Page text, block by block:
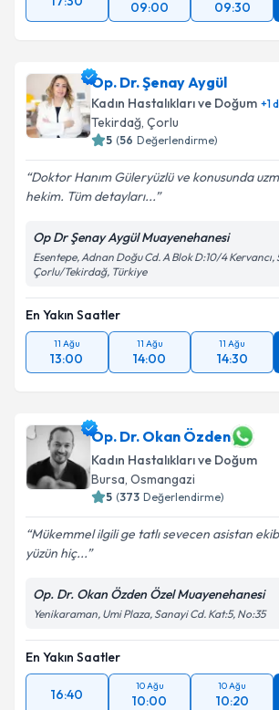
Takvim Talebini
09:00 09:30
Op. Dr. Şenay Aygül
Kadın Hastalıkları ve Doğum +1
Tekirdağ, Çorlu
5 (56 Değerlendirme)
Doktor Hanım Güleryüzlü ve konusunda
hekim. Tüm detayları...
Op Dr Şenay Aygül Muayenehanesi
Esentepe, Adnan Doğu Cd. A Blok D:10/4
Çorlu/Tekirdağ, Türkiye
En Yakın Saatler
11 Ağu
13:00
11 Ağu
14:00
11 Ağu
14:30
Op. Dr. Okan Özden
Kadın Hastalıkları ve Doğum
Bursa, Osmangazi
5 (373 Değerlendirme)
Mükemmel ilgili ge tatlı sevecen asistan
yüzün hiç...
Op. Dr. Okan Özden Özel Muayenehanesi
Yenikaraman, Umi Plaza, Sanayi Cd. Kat:5, No:35
En Yakın Saatler
16:40
10 Ağu
10:00
10 Ağu
10:20